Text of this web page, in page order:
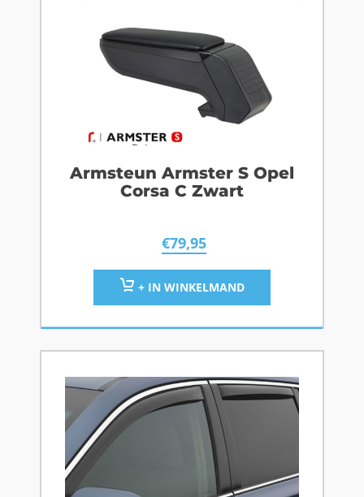
Armsteun Armster S Opel
Corsa C Zwart
€79,95
+ IN WINKELMAND